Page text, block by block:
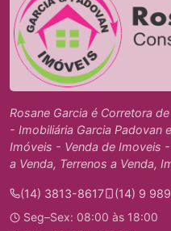
Rosane Garcia é Corretora
- Imobiliária Garcia Padovan
Imóveis - Venda de Imoveis
a Venda, Terrenos a Venda,
(14) 3813-8617
(14) 9
Seg–Sex: 08:00 às 18:00